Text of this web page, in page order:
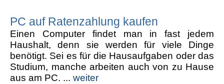
PC auf Ratenzahlung kaufen
Einen Computer findet man in fast jedem
Haushalt, denn sie werden für viele Dinge
benötigt. Sei es für die Hausaufgaben oder das
Studium, manche arbeiten auch von zu Hause
aus am PC. ... weiter